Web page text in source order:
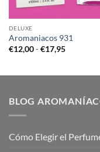
DELUXE
Aromaniacos 931
€12,00 - €17,95Rango
BLOG
Cómo Elegir el